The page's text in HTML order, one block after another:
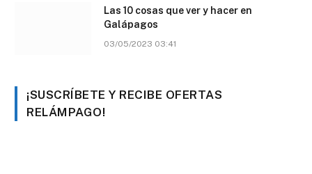
Las 10 cosas que ver y hacer en
Galápagos
03/05/2023 03:41
¡SUSCRÍBETE Y RECIBE OFERTAS
RELÁMPAGO!